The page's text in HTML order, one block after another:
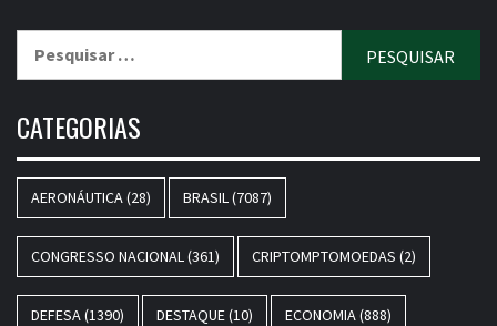
por:
CATEGORIAS
AERONÁUTICA(28) BRASIL(7087)
CONGRESSO NACIONAL(361) CRIPTOMPTOMOEDAS (2)
DEFESA(1390) DESTAQUE(10) ECONOMIA(888)